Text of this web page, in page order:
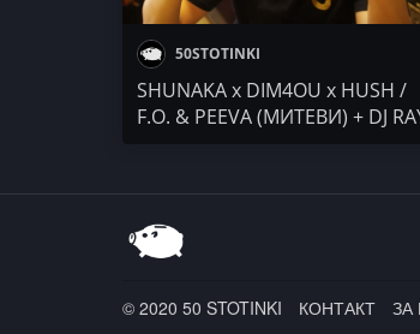
50STOTINKI
SHUNAKA x DIM4OU x HUSH /
F.O. & PEEVA (МИТЕВИ) + DJ
© 2020 50 STOTINKI КОНТАКТ ЗА